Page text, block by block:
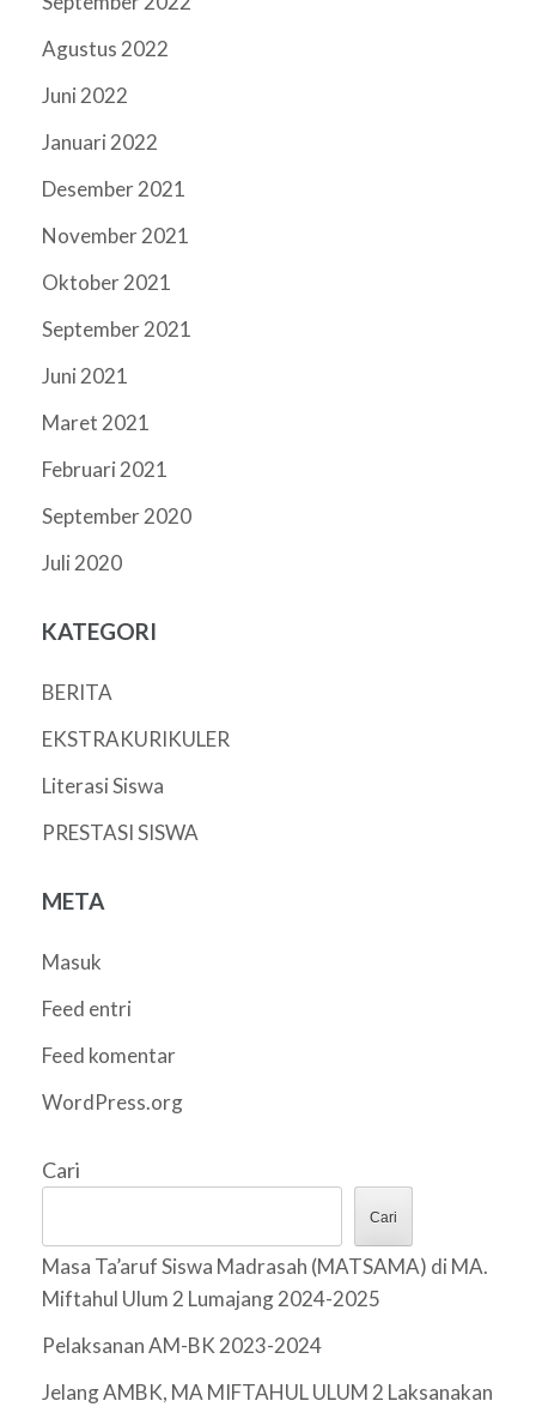
Agustus 2022
Juni 2022
Januari 2022
Desember 2021
November 2021
Oktober 2021
September 2021
Juni 2021
Maret 2021
Februari 2021
September 2020
Juli 2020
KATEGORI
BERITA
EKSTRAKURIKULER
Literasi Siswa
PRESTASI SISWA
META
Masuk
Feed entri
Feed komentar
WordPress.org
Cari
Cari
Masa Ta’aruf Siswa Madrasah (MATSAMA) di MA.
Miftahul Ulum 2 Lumajang 2024-2025
Pelaksanan AM-BK 2023-2024
Jelang AMBK, MA MIFTAHUL ULUM 2 Laksanakan